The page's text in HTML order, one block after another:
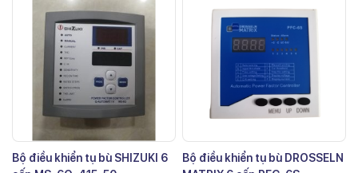
Bộ điều khiển tụ bù SHIZUKI 6
Bộ điều khiển tụ bù DROSSELN